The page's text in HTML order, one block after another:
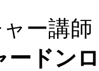
ー講師
ードン